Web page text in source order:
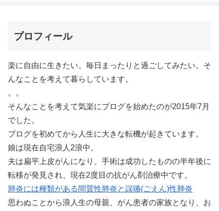
プロフィール
楽に自由に生きたい。毎日まったりと過ごしてみたい。そ
んなことを考えて暮らしています。
。。
そんなことを考えて気楽にプログを始めたのが2015年7月
でした。
プログを初めてから人生に大きな転機が起きています。
娘は現在自宅浪人2浪中。
夫は扁平上皮がんになり、手術は成功したものの半年後に
転移が発見され、現在2度目の抗がん剤治療中です。
肺炎には種類がある間質性肺炎と誤嚥(ごえん)性肺炎
思わぬことから浪人生の母親、がん患者の家族となり、お